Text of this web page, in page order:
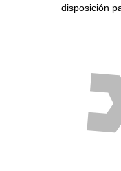
disposición